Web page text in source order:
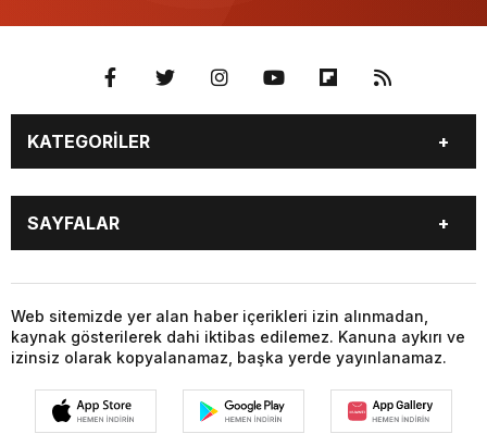
KATEGORİLER
GÜNDEM
SEKTÖR ÖZEL
DÜNYA
EKONOMİ
SPOR
SAYFALAR
DÜNYA
SİYASET
EKONOMİ
SPOR
Web sitemizde yer alan haber içerikleri izin alınmadan,
kaynak gösterilerek dahi iktibas edilemez. Kanuna aykırı ve
izinsiz olarak kopyalanamaz, başka yerde yayınlanamaz.